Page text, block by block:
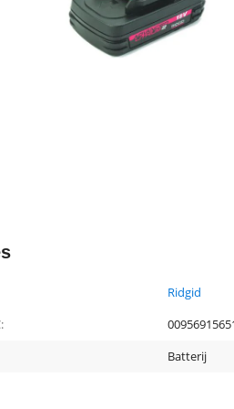
Ridgid
Batterij